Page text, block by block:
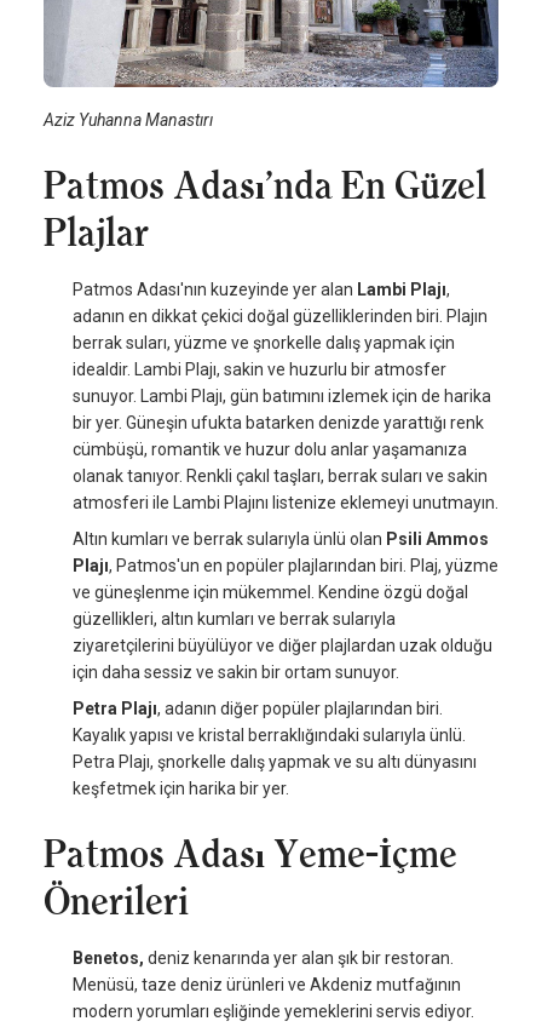
Aziz Yuhanna Manastırı
Patmos Adası’nda En Güzel
Plajlar
Patmos Adası'nın kuzeyinde yer alan Lambi Plajı,
adanın en dikkat çekici doğal güzelliklerinden biri. Plajın
berrak suları, yüzme ve şnorkelle dalış yapmak için
idealdir. Lambi Plajı, sakin ve huzurlu bir atmosfer
sunuyor. Lambi Plajı, gün batımını izlemek için de harika
bir yer. Güneşin ufukta batarken denizde yarattığı renk
cümbüşü, romantik ve huzur dolu anlar yaşamanıza
olanak tanıyor. Renkli çakıl taşları, berrak suları ve sakin
atmosferi ile Lambi Plajını listenize eklemeyi unutmayın.
Altın kumları ve berrak sularıyla ünlü olan Psili Ammos
Plajı, Patmos'un en popüler plajlarından biri. Plaj, yüzme
ve güneşlenme için mükemmel. Kendine özgü doğal
güzellikleri, altın kumları ve berrak sularıyla
ziyaretçilerini büyülüyor ve diğer plajlardan uzak olduğu
için daha sessiz ve sakin bir ortam sunuyor.
Petra Plajı, adanın diğer popüler plajlarından biri.
Kayalık yapısı ve kristal berraklığındaki sularıyla ünlü.
Petra Plajı, şnorkelle dalış yapmak ve su altı dünyasını
keşfetmek için harika bir yer.
Patmos Adası Yeme-İçme
Önerileri
Benetos, deniz kenarında yer alan şık bir restoran.
Menüsü, taze deniz ürünleri ve Akdeniz mutfağının
modern yorumları eşliğinde yemeklerini servis ediyor.